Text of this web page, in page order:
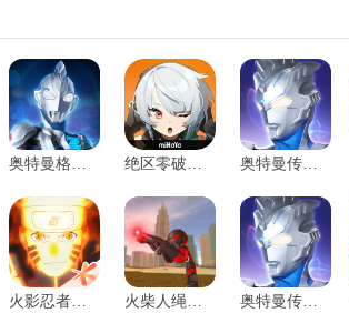
奥特曼格斗英雄破解版 绝区零破解版单机版下载 奥特曼传奇破解版
火影忍者手游破解版全忍者下载 火柴人绳索英雄2破解版 奥特曼传奇英雄破解版免费下载